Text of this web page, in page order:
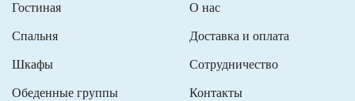
Гостиная
Спальня
Шкафы
Обеденные группы
О нас
Доставка и оплата
Сотрудничество
Контакты